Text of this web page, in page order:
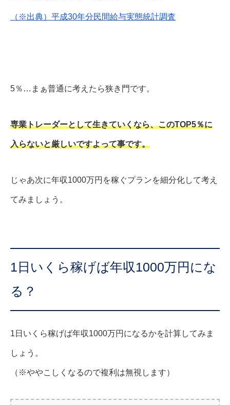
（※出典）平成30年分民間給与実態統計調査
5％…まぁ普通に考えたら狭き門です。
専業トレーダーとして生きていくなら、このTOP5％に
入らないと厳しいですよって事です。
じゃあ次に年収1000万円を稼ぐプランを細分化して考え
てみましょう。
1日いくら稼げば年収1000万円にな
る？
1日いくら稼げば年収1000万円になるかを計算してみま
しょう。
（※ややこしくなるので複利は無視します）